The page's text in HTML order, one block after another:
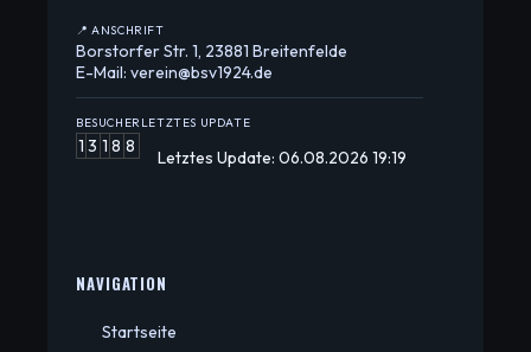
📍 ANSCHRIFT
Borstorfer Str. 1, 23881 Breitenfelde
E-Mail: verein@bsv1924.de
BESUCHER
1 3 1 8 8
LETZTES UPDATE
Letztes Update: 06.08.2026 19:19
NAVIGATION
Startseite